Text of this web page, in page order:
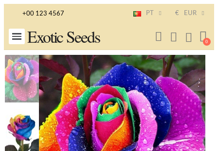
+00 123 4567 PT € EUR
Exotic Seeds